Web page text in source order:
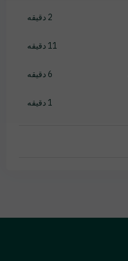
2 دقیقه
11 دقیقه
6 دقیقه
1 دقیقه